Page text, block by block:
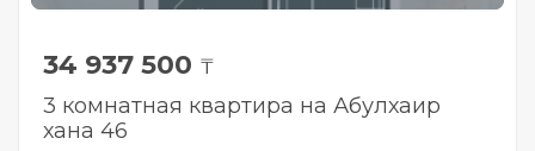
34 937 500 ₸
3 комнатная квартира на Абулхаир
хана 46